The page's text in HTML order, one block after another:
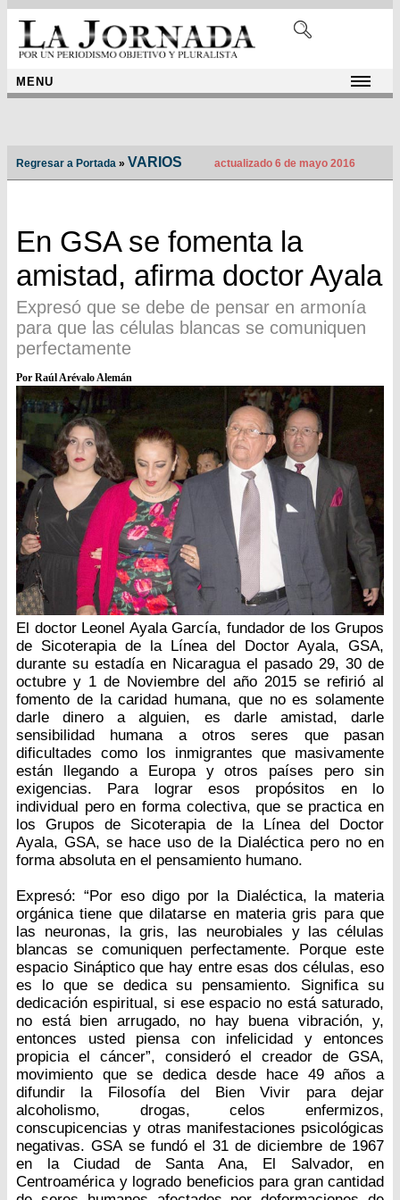
MENU
Regresar a Portada » VARIOS actualizado 6 de mayo 2016
En GSA se fomenta la
amistad, afirma doctor Ayala
Expresó que se debe de pensar en armonía
para que las células blancas se comuniquen
perfectamente
Por Raúl Arévalo Alemán
El doctor Leonel Ayala García, fundador de los Grupos
de Sicoterapia de la Línea del Doctor Ayala, GSA,
durante su estadía en Nicaragua el pasado 29, 30 de
octubre y 1 de Noviembre del año 2015 se refirió al
fomento de la caridad humana, que no es solamente
darle dinero a alguien, es darle amistad, darle
sensibilidad humana a otros seres que pasan
dificultades como los inmigrantes que masivamente
están llegando a Europa y otros países pero sin
exigencias. Para lograr esos propósitos en lo
individual pero en forma colectiva, que se practica en
los Grupos de Sicoterapia de la Línea del Doctor
Ayala, GSA, se hace uso de la Dialéctica pero no en
forma absoluta en el pensamiento humano.
Expresó: “Por eso digo por la Dialéctica, la materia
orgánica tiene que dilatarse en materia gris para que
las neuronas, la gris, las neurobiales y las células
blancas se comuniquen perfectamente. Porque este
espacio Sináptico que hay entre esas dos células, eso
es lo que se dedica su pensamiento. Significa su
dedicación espiritual, si ese espacio no está saturado,
no está bien arrugado, no hay buena vibración, y,
entonces usted piensa con infelicidad y entonces
propicia el cáncer”, consideró el creador de GSA,
movimiento que se dedica desde hace 49 años a
difundir la Filosofía del Bien Vivir para dejar
alcoholismo, drogas, celos enfermizos,
conscupicencias y otras manifestaciones psicológicas
negativas. GSA se fundó el 31 de diciembre de 1967
en la Ciudad de Santa Ana, El Salvador, en
Centroamérica y logrado beneficios para gran cantidad